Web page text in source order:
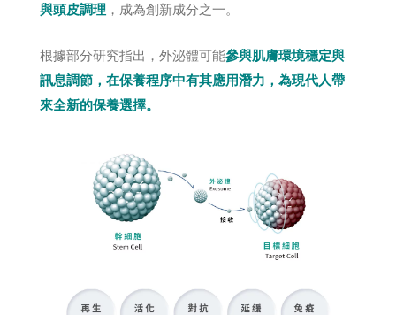
與頭皮調理 ，成為創新成分之一。
根據部分研究指出，外泌體可能參與肌膚環境穩定與
訊息調節，在保養程序中有其應用潛力，為現代人帶
來全新的保養選擇。